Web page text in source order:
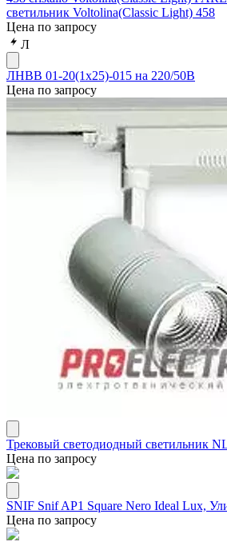
светильник Voltolina(Classic Light) 458
Цена по запросу
Л
ЛНВВ 01-20(1х25)-015 на 220/50В
Цена по запросу
Трековый светодиодный светильник
Цена по запросу
SNIF Snif AP1 Square Nero Ideal Lux,
Цена по запросу